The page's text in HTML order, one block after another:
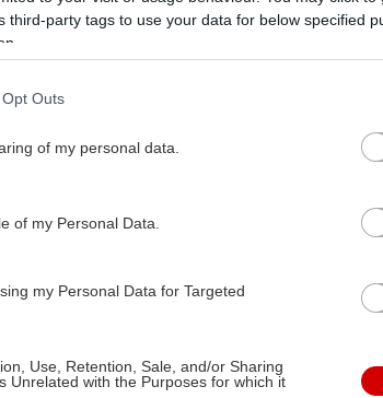
third-party tags to use your data for below specified
Outs
of my personal data.
of my Personal Data.
my Personal Data for Targeted
Use, Retention, Sale, and/or Sharing
Unrelated with the Purposes for which it